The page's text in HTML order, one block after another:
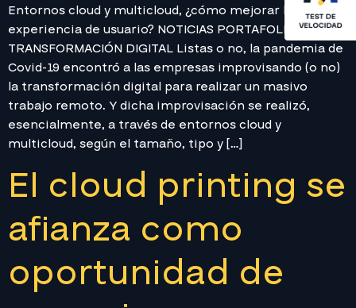
Entornos cloud y multicloud, ¿cómo mejorar la
experiencia de usuario? NOTICIAS PORTAFOLIO
TRANSFORMACIÓN DIGITAL Listas o no, la pandemia de
Covid-19 encontró a las empresas improvisando (o no)
la transformación digital para realizar un masivo
trabajo remoto. Y dicha improvisación se realizó,
esencialmente, a través de entornos cloud y
multicloud, según el tamaño, tipo y […]
El cloud printing se
afianza como
oportunidad de